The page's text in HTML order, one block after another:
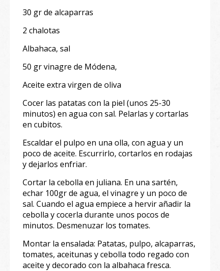
30 gr de alcaparras
2 chalotas
Albahaca, sal
50 gr vinagre de Módena,
Aceite extra virgen de oliva
Cocer las patatas con la piel (unos 25-30
minutos) en agua con sal. Pelarlas y cortarlas
en cubitos.
Escaldar el pulpo en una olla, con agua y un
poco de aceite. Escurrirlo, cortarlos en rodajas
y dejarlos enfriar.
Cortar la cebolla en juliana. En una sartén,
echar 100gr de agua, el vinagre y un poco de
sal. Cuando el agua empiece a hervir añadir la
cebolla y cocerla durante unos pocos de
minutos. Desmenuzar los tomates.
Montar la ensalada: Patatas, pulpo, alcaparras,
tomates, aceitunas y cebolla todo regado con
aceite y decorado con la albahaca fresca.